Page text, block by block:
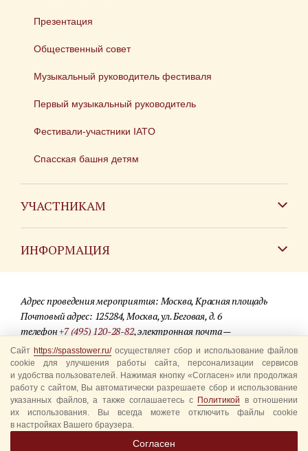
Презентация
Общественный совет
Музыкальный руководитель фестиваля
Первый музыкальный руководитель
Фестивали-участники IATO
Спасская башня детям
УЧАСТНИКАМ
ИНФОРМАЦИЯ
Для СМИ
Где купить билеты
Акции
Вопрос-ответ
Правила посещения
Уполномоченные представители
Адрес проведения мероприятия: Москва, Красная площадь
Почтовый адрес: 125284, Москва, ул. Беговая, д. 6
телефон+7 (495) 120-28-82, электронная почта —
info@spasstower.ru
© 2009-2025 Официальный сайт фестиваля «Спасская башня»
Разработка сайта —студия «Сибирикс»
Сайт https://spasstower.ru/осуществляет сбор и использование файлов
cookie для улучшения работы сайта, персонализации сервисов
и удобства пользователей. Нажимая кнопку «Согласен» или продолжая
работу с сайтом, Вы автоматически разрешаете сбор и использование
указанных файлов, а также соглашаетесь с Политикой в отношении
их использования. Вы всегда можете отключить файлы cookie
в настройках Вашего браузера.
Согласен